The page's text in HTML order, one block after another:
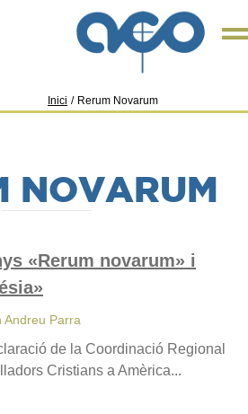
Inici / Rerum Novarum
NOVARUM
«Rerum novarum» i
Andreu Parra
de la Coordinació Regional
Cristians a Amèrica...